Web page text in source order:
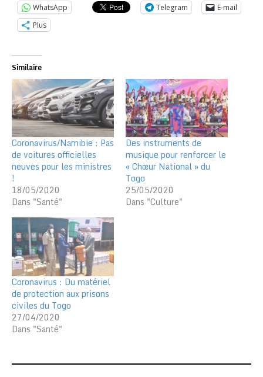
WhatsApp Telegram
E-mail
Plus
Similaire
Coronavirus/Namibie : Pas
de voitures officielles
neuves pour les ministres
!
18/05/2020
Dans "Santé"
Des instruments de
musique pour renforcer le
« Chœur National » du
Togo
25/05/2020
Dans "Culture"
Coronavirus : Du matériel
de protection aux prisons
civiles du Togo
27/04/2020
Dans "Santé"